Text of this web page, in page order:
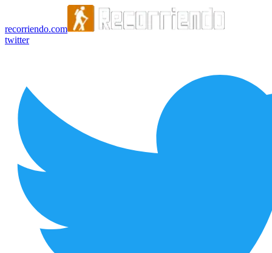
recorriendo.com
twitter